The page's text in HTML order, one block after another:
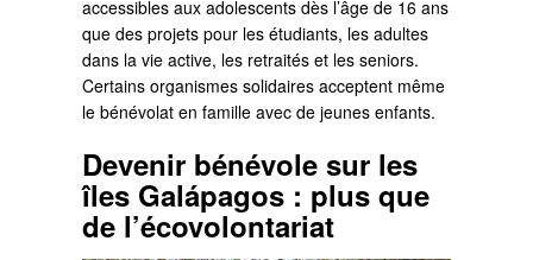
accessibles aux adolescents dès l’âge de 16 ans
que des projets pour les étudiants, les adultes
dans la vie active, les retraités et les seniors.
Certains organismes solidaires acceptent même
le bénévolat en famille avec de jeunes enfants.
Devenir bénévole sur les
îles Galápagos : plus que
de l’écovolontariat